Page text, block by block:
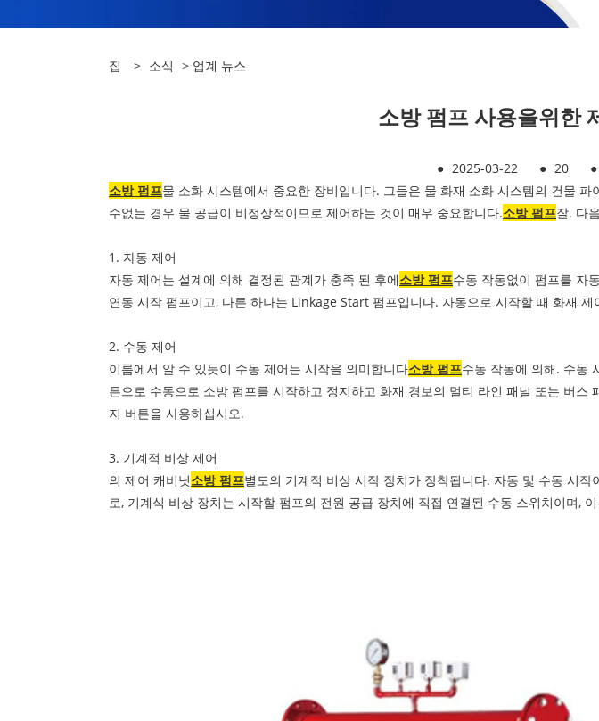
집 > 소식 > 업계 뉴스
소방 펌프 사용을위한
● 2025-03-22 ● 20 ●
소방 펌프물 소화 시스템에서 중요한 장비입니다. 그들은 물 화재 소화 시스템의 건물
수없는 경우 물 공급이 비정상적이므로 제어하는 ​​것이 매우 중요합니다.소방 펌프잘. 다
1. 자동 제어
자동 제어는 설계에 의해 결정된 관계가 충족 된 후에소방 펌프수동 작동없이 펌프를 자
연동 시작 펌프이고, 다른 하나는 Linkage Start 펌프입니다. 자동으로 시작할 때 화재
2. 수동 제어
이름에서 알 수 있듯이 수동 제어는 시작을 의미합니다소방 펌프수동 작동에 의해. 수동
튼으로 수동으로 소방 펌프를 시작하고 정지하고 화재 경보의 멀티 라인 패널 또는 버
지 버튼을 사용하십시오.
3. 기계적 비상 제어
의 제어 캐비닛소방 펌프별도의 기계적 비상 시작 장치가 장착됩니다. 자동 및 수동 시
로, 기계식 비상 장치는 시작할 펌프의 전원 공급 장치에 직접 연결된 수동 스위치이며,